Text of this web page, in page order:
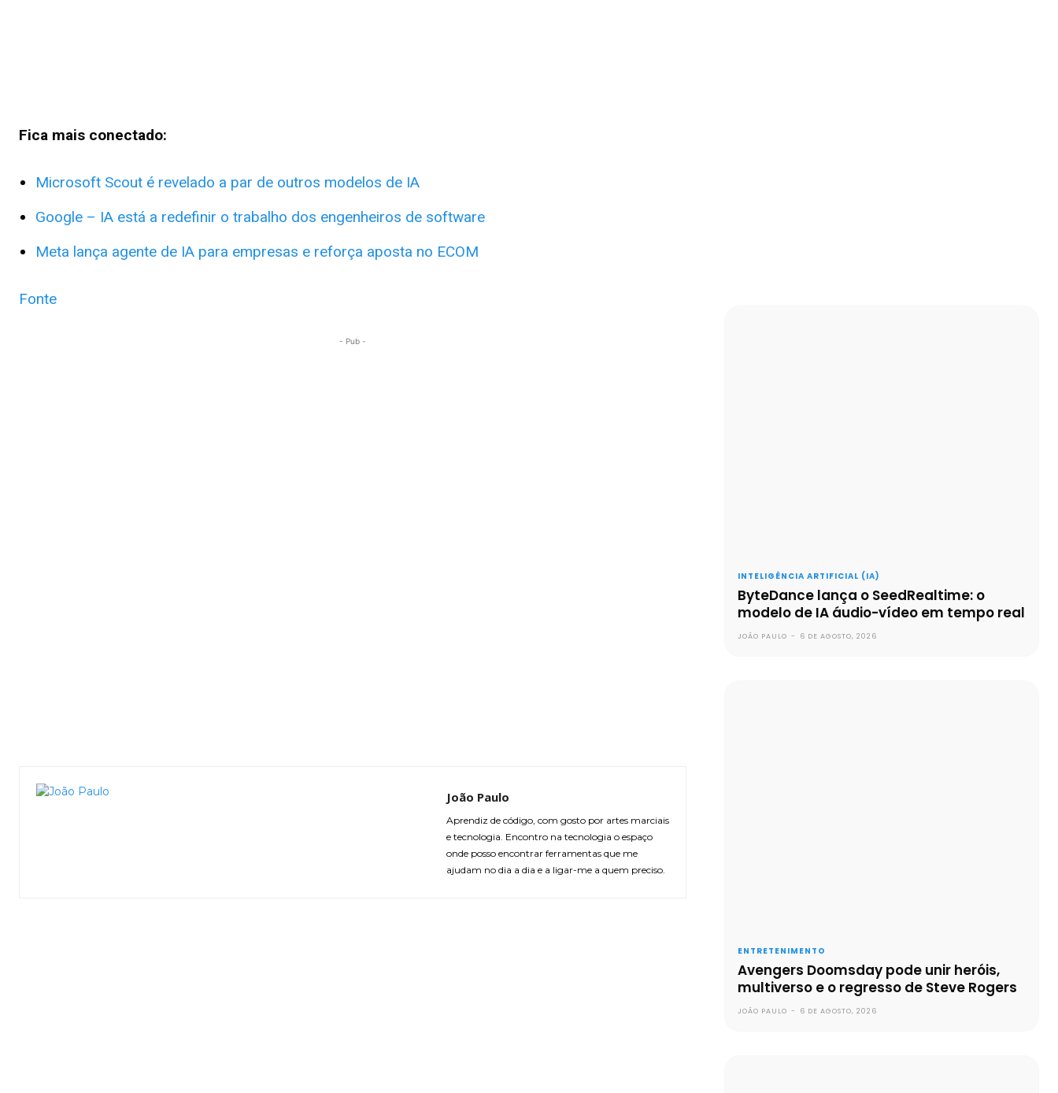
Fica mais conectado:
Microsoft Scout é revelado a par de outros modelos de IA
Google – IA está a redefinir o trabalho dos engenheiros de software
Meta lança agente de IA para empresas e reforça aposta no ECOM
Fonte
- Pub -
João Paulo
Aprendiz de código, com gosto por artes marciais
e tecnologia. Encontro na tecnologia o espaço
onde posso encontrar ferramentas que me
ajudam no dia a dia e a ligar-me a quem preciso.
INTELIGÊNCIA ARTIFICIAL (IA)
ByteDance lança o SeedRealtime: o
modelo de IA áudio-vídeo em tempo real
JOÃO PAULO - 6 DE AGOSTO, 2026
ENTRETENIMENTO
Avengers Doomsday pode unir heróis,
multiverso e o regresso de Steve Rogers
JOÃO PAULO - 6 DE AGOSTO, 2026